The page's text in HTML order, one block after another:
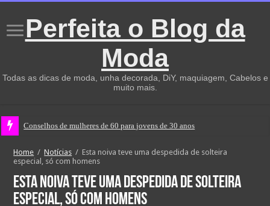
Perfeita o Blog da
Moda
Todas as dicas de moda, unha decorada, DiY, maquiagem, Cabelos e
muito mais.
Conselhos de mulheres de 60 para jovens de 30 anos
Home / Notícias / Esta noiva teve uma despedida de solteira
especial, só com homens
Esta noiva teve uma despedida de solteira
especial, só com homens